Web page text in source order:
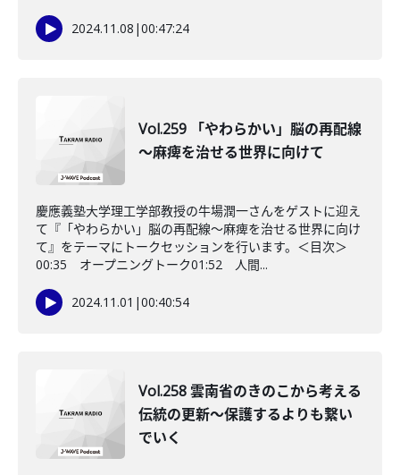
2024.11.08 |00:47:24
Vol.259 「やわらかい」脳の再配線
～麻痺を治せる世界に向けて
慶應義塾大学理工学部教授の牛場潤一さんをゲストに迎え
て『「やわらかい」脳の再配線～麻痺を治せる世界に向け
て』をテーマにトークセッションを行います。＜目次＞
00:35 オープニングトーク01:52 人間...
2024.11.01 |00:40:54
Vol.258 雲南省のきのこから考える
伝統の更新～保護するよりも繋い
でいく